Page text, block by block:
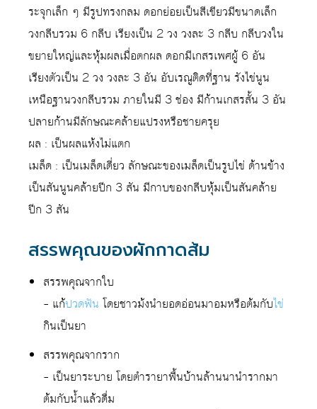
ระจุกเล็ก ๆ มีรูปทรงกลม ดอกย่อยเป็นสีเขียวมีขนาดเล็ก
วงกลีบรวม 6 กลีบ เรียงเป็น 2 วง วงละ 3 กลีบ กลีบวงใน
ขยายใหญ่และหุ้มผลเมื่อตกผล ดอกมีเกสรเพศผู้ 6 อัน
เรียงตัวเป็น 2 วง วงละ 3 อัน อับเรณูติดที่ฐาน รังไข่นูน
เหนือฐานวงกลีบรวม ภายในมี 3 ช่อง มีก้านเกสรสั้น 3 อัน
ปลายก้านมีลักษณะคล้ายแปรงหรือชายครุย
ผล : เป็นผลแห้งไม่แตก
เมล็ด : เป็นเมล็ดเดี่ยว ลักษณะของเมล็ดเป็นรูปไข่ ด้านข้าง
เป็นสันนูนคล้ายปีก 3 สัน มีกาบของกลีบหุ้มเป็นสันคล้าย
ปีก 3 สัน
สรรพคุณของผักกาดส้ม
สรรพคุณจากใบ
– แก้ปวดฟัน โดยชาวม้งนำยอดอ่อนมาอมหรือต้มกับไข่
กินเป็นยา
สรรพคุณจากราก
– เป็นยาระบาย โดยตำรายาพื้นบ้านล้านนานำรากมา
ต้มกับน้ำแล้วดื่ม